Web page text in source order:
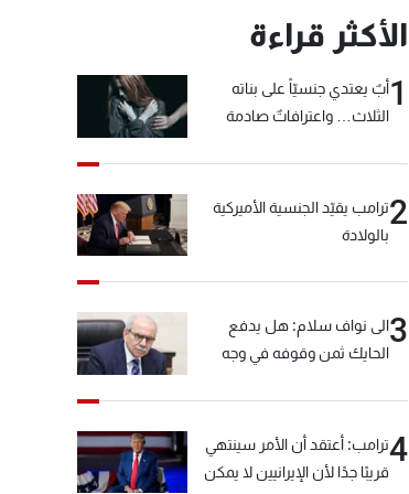
الأكثر قراءة
1أبٌ يعتدي جنسيّاً على بناته
الثلاث… واعترافاتٌ صادمة
2ترامب يقيّد الجنسية الأميركية
بالولادة
3الى نواف سلام: هل يدفع
الحايك ثمن وقوفه في وجه
4ترامب: أعتقد أن الأمر سينتهي
قريبًا جدًا لأن الإيرانيين لا يمكن